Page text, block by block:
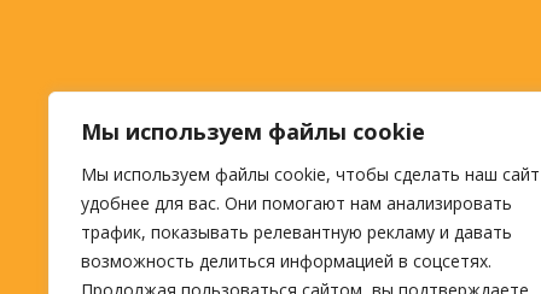
Мы используем файлы cookie
Мы используем файлы cookie, чтобы сделать наш сайт
удобнее для вас. Они помогают нам анализировать
трафик, показывать релевантную рекламу и давать
возможность делиться информацией в соцсетях.